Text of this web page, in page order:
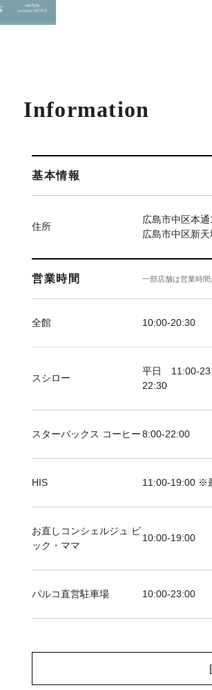
Information
基本情報
住所
広島市中区本通
広島市中区新天
営業時間 一部店舗は営業時
全館 10:00-20:30
スシロー
平日 11:00-
22:30
スターバックス コーヒー 8:00-22:00
HIS 11:00-19:00 ※
お直しコンシェルジュ ビ
ック・ママ
10:00-19:00
パルコ直営駐車場 10:00-23:00